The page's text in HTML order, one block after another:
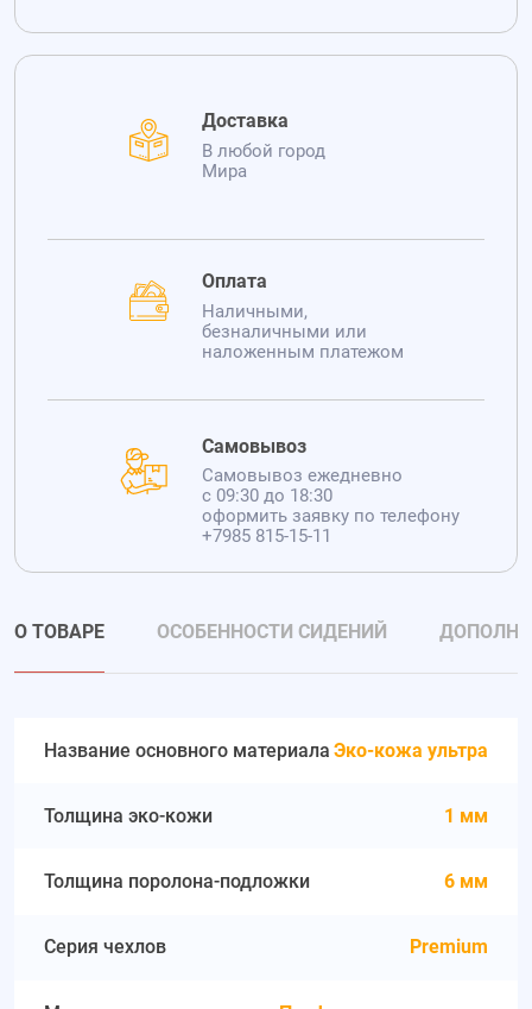
Доставка
В любой город
Мира
Оплата
Наличными,
безналичными или
наложенным платежом
Самовывоз
Самовывоз ежедневно
с 09:30 до 18:30
оформить заявку по телефону
+7985 815-15-11
О ТОВАРЕ ОСОБЕННОСТИ СИДЕНИЙ
Название основного материала Эко-кожа ультра
Толщина эко-кожи 1 мм
Толщина поролона-подложки 6 мм
Серия чехлов Premium